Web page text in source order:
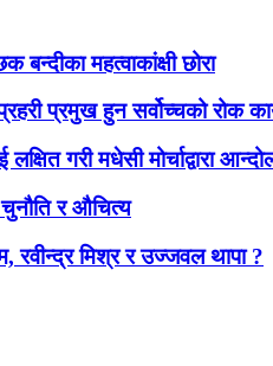
बन्दीका महत्वाकांक्षी छोरा
प्रमुख हुन सर्वोच्चको रोक
गरी मधेसी मोर्चाद्वारा
चुनौति र औचित्य
रवीन्द्र मिश्र र उज्जवल थापा ?